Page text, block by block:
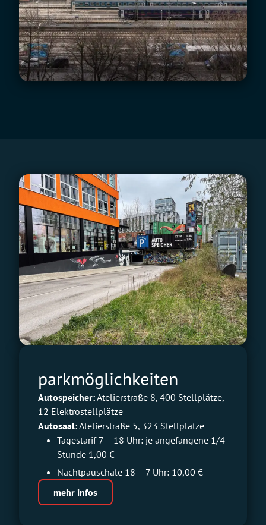
parkmöglichkeiten
Autospeicher:Atelierstraße 8, 400 Stellplätze,
12 Elektrostellplätze
Autosaal:Atelierstraße 5, 323 Stellplätze
Tagestarif 7 – 18 Uhr: je angefangene 1/4
Stunde 1,00 €
Nachtpauschale 18 – 7 Uhr: 10,00 €
mehr infos